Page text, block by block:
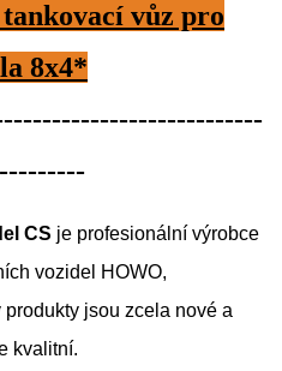
vůz pro
8x4*
CS je profesionální výrobce
vozidel HOWO,
jsou zcela nové a
kvalitní.